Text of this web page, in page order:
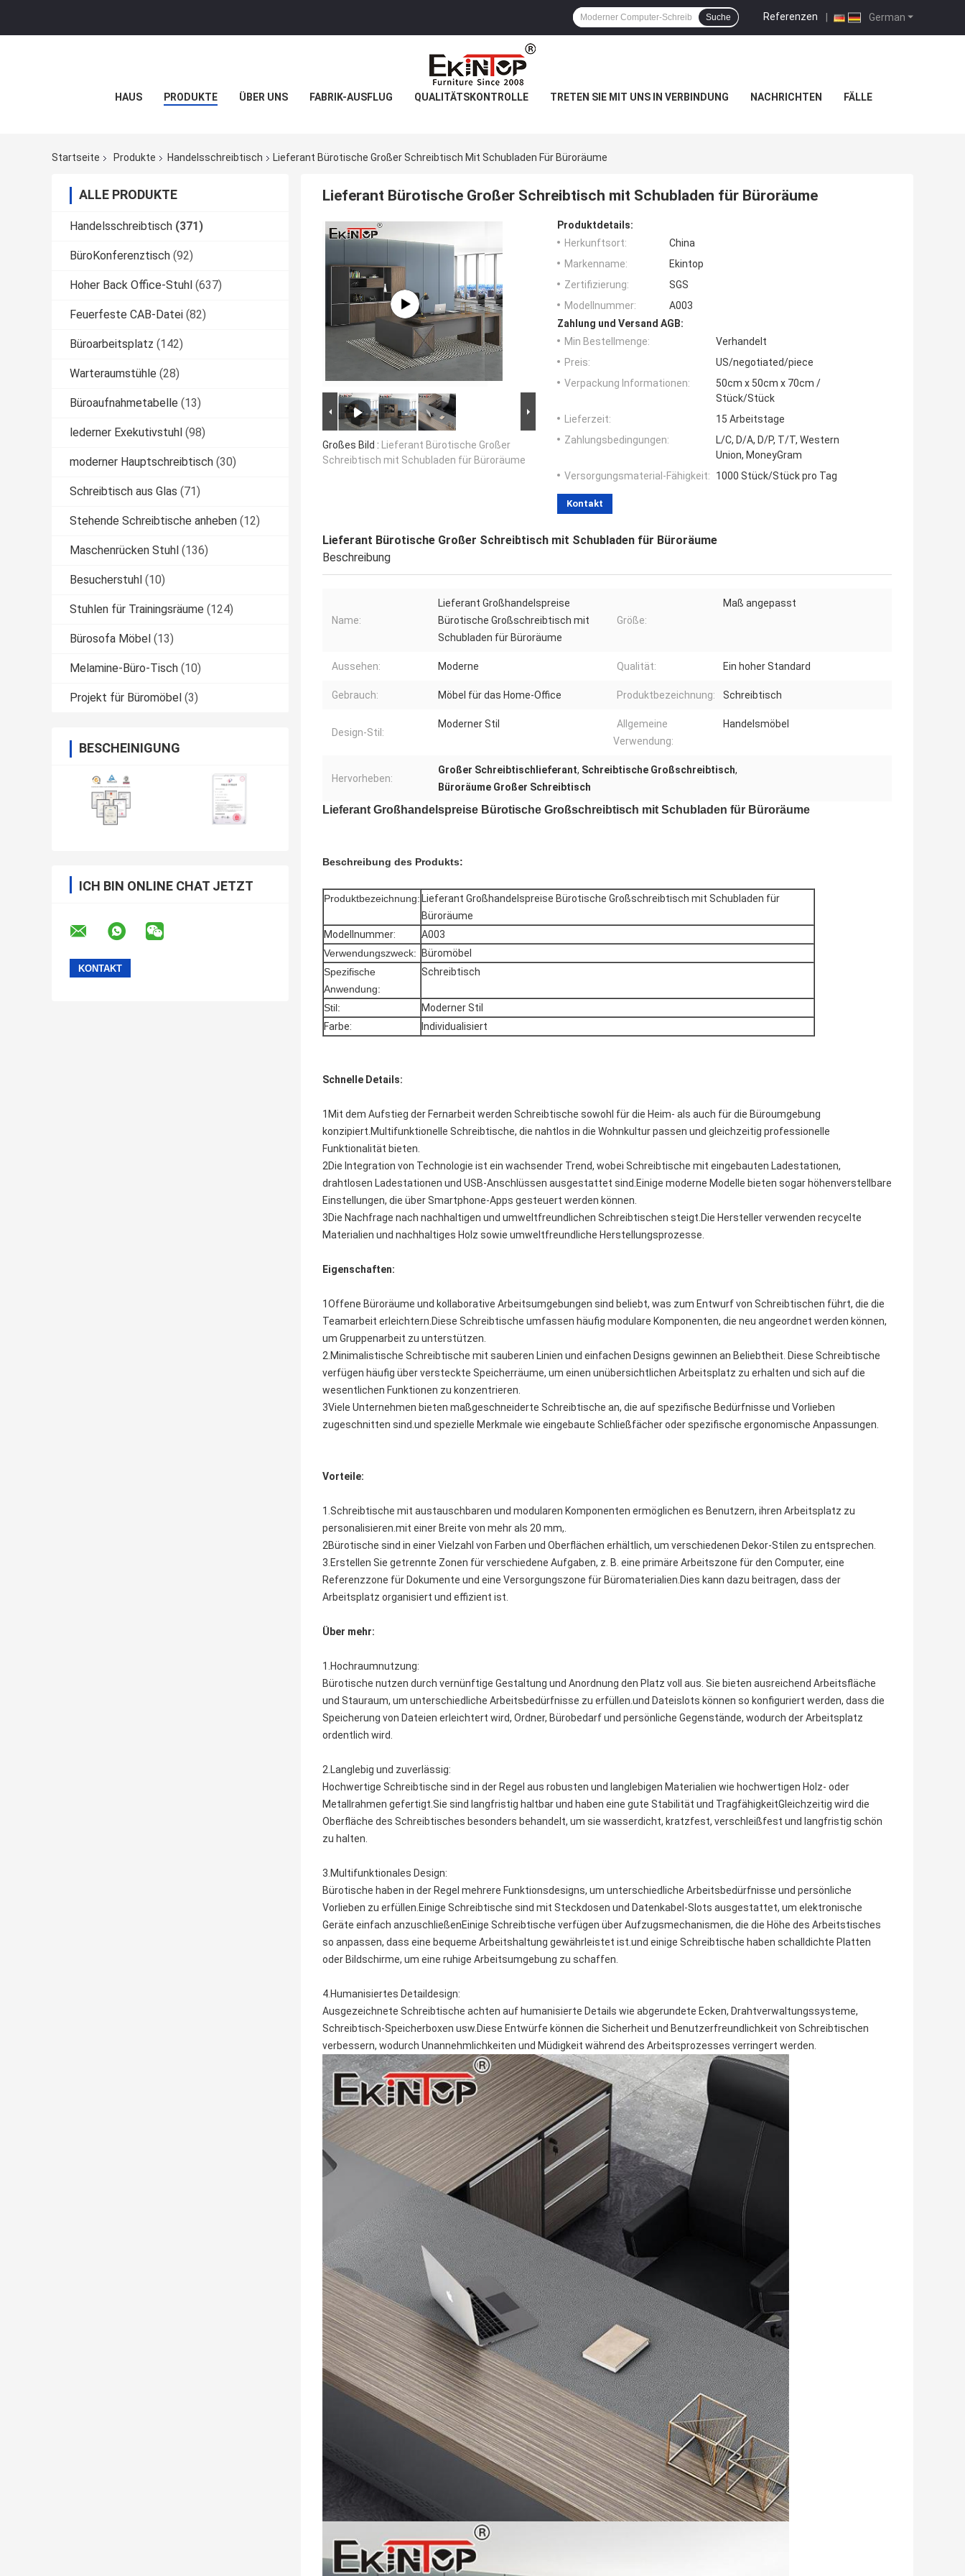
German
Referenzen |
Suche
HAUS PRODUKTE ÜBER UNS FABRIK-AUSFLUG QUALITÄTSKONTROLLE TRETEN SIE MIT UNS IN VERBINDUNG NACHRICHTEN FÄLLE
Startseite Produkte Handelsschreibtisch Lieferant Bürotische Großer Schreibtisch Mit Schubladen Für Büroräume
ALLE PRODUKTE
Handelsschreibtisch (371)
BüroKonferenztisch (92)
Hoher Back Office-Stuhl (637)
Feuerfeste CAB-Datei (82)
Büroarbeitsplatz (142)
Warteraumstühle (28)
Büroaufnahmetabelle (13)
lederner Exekutivstuhl (98)
moderner Hauptschreibtisch (30)
Schreibtisch aus Glas (71)
Stehende Schreibtische anheben (12)
Maschenrücken Stuhl (136)
Besucherstuhl (10)
Stuhlen für Trainingsräume (124)
Bürosofa Möbel (13)
Melamine-Büro-Tisch (10)
Projekt für Büromöbel (3)
BESCHEINIGUNG
ICH BIN ONLINE CHAT JETZT
Lieferant Bürotische Großer Schreibtisch mit Schubladen für Büroräume
Großes Bild : Lieferant Bürotische Großer
Schreibtisch mit Schubladen für Büroräume
Produktdetails:
Herkunftsort:
China
Markenname:
Ekintop
Zertifizierung:
SGS
Modellnummer:
A003
Zahlung und Versand AGB:
Min Bestellmenge:
Verhandelt
Preis:
US/negotiated/piece
Verpackung Informationen:
50cm x 50cm x 70cm /
Stück/Stück
Lieferzeit:
15 Arbeitstage
Zahlungsbedingungen:
L/C, D/A, D/P, T/T, Western
Union, MoneyGram
Versorgungsmaterial-Fähigkeit:
1000 Stück/Stück pro Tag
Kontakt
Lieferant Bürotische Großer Schreibtisch mit Schubladen für Büroräume
Beschreibung
Name:
Lieferant Großhandelspreise
Bürotische Großschreibtisch mit
Schubladen für Büroräume
Größe:
Maß angepasst
Aussehen: Moderne Qualität: Ein hoher Standard
Gebrauch: Möbel für das Home-Office Produktbezeichnung: Schreibtisch
Design-Stil:
Moderner Stil
Allgemeine
Verwendung:
Handelsmöbel
Hervorheben:
Großer Schreibtischlieferant, Schreibtische Großschreibtisch,
Büroräume Großer Schreibtisch
Lieferant Großhandelspreise Bürotische Großschreibtisch mit Schubladen für Büroräume
Beschreibung des Produkts:
Produktbezeichnung: Lieferant Großhandelspreise Bürotische Großschreibtisch mit Schubladen für
Büroräume
Modellnummer:
A003
Verwendungszweck:
Büromöbel
Spezifische
Anwendung:
Schreibtisch
Stil:
Moderner Stil
Farbe:
Individualisiert
Schnelle Details:
1Mit dem Aufstieg der Fernarbeit werden Schreibtische sowohl für die Heim- als auch für die Büroumgebung
konzipiert.Multifunktionelle Schreibtische, die nahtlos in die Wohnkultur passen und gleichzeitig professionelle
Funktionalität bieten.
2Die Integration von Technologie ist ein wachsender Trend, wobei Schreibtische mit eingebauten Ladestationen,
drahtlosen Ladestationen und USB-Anschlüssen ausgestattet sind.Einige moderne Modelle bieten sogar höhenverstellbare
Einstellungen, die über Smartphone-Apps gesteuert werden können.
3Die Nachfrage nach nachhaltigen und umweltfreundlichen Schreibtischen steigt.Die Hersteller verwenden recycelte
Materialien und nachhaltiges Holz sowie umweltfreundliche Herstellungsprozesse.
Eigenschaften:
1Offene Büroräume und kollaborative Arbeitsumgebungen sind beliebt, was zum Entwurf von Schreibtischen führt, die die
Teamarbeit erleichtern.Diese Schreibtische umfassen häufig modulare Komponenten, die neu angeordnet werden können,
um Gruppenarbeit zu unterstützen.
2.Minimalistische Schreibtische mit sauberen Linien und einfachen Designs gewinnen an Beliebtheit. Diese Schreibtische
verfügen häufig über versteckte Speicherräume, um einen unübersichtlichen Arbeitsplatz zu erhalten und sich auf die
wesentlichen Funktionen zu konzentrieren.
3Viele Unternehmen bieten maßgeschneiderte Schreibtische an, die auf spezifische Bedürfnisse und Vorlieben
zugeschnitten sind.und spezielle Merkmale wie eingebaute Schließfächer oder spezifische ergonomische Anpassungen.
Vorteile:
1.Schreibtische mit austauschbaren und modularen Komponenten ermöglichen es Benutzern, ihren Arbeitsplatz zu
personalisieren.mit einer Breite von mehr als 20 mm,.
2Bürotische sind in einer Vielzahl von Farben und Oberflächen erhältlich, um verschiedenen Dekor-Stilen zu entsprechen.
3.Erstellen Sie getrennte Zonen für verschiedene Aufgaben, z. B. eine primäre Arbeitszone für den Computer, eine
Referenzzone für Dokumente und eine Versorgungszone für Büromaterialien.Dies kann dazu beitragen, dass der
Arbeitsplatz organisiert und effizient ist.
Über mehr:
1.Hochraumnutzung:
Bürotische nutzen durch vernünftige Gestaltung und Anordnung den Platz voll aus. Sie bieten ausreichend Arbeitsfläche
und Stauraum, um unterschiedliche Arbeitsbedürfnisse zu erfüllen.und Dateislots können so konfiguriert werden, dass die
Speicherung von Dateien erleichtert wird, Ordner, Bürobedarf und persönliche Gegenstände, wodurch der Arbeitsplatz
ordentlich wird.
2.Langlebig und zuverlässig:
Hochwertige Schreibtische sind in der Regel aus robusten und langlebigen Materialien wie hochwertigen Holz- oder
Metallrahmen gefertigt.Sie sind langfristig haltbar und haben eine gute Stabilität und TragfähigkeitGleichzeitig wird die
Oberfläche des Schreibtisches besonders behandelt, um sie wasserdicht, kratzfest, verschleißfest und langfristig schön
zu halten.
3.Multifunktionales Design:
Bürotische haben in der Regel mehrere Funktionsdesigns, um unterschiedliche Arbeitsbedürfnisse und persönliche
Vorlieben zu erfüllen.Einige Schreibtische sind mit Steckdosen und Datenkabel-Slots ausgestattet, um elektronische
Geräte einfach anzuschließenEinige Schreibtische verfügen über Aufzugsmechanismen, die die Höhe des Arbeitstisches
so anpassen, dass eine bequeme Arbeitshaltung gewährleistet ist.und einige Schreibtische haben schalldichte Platten
oder Bildschirme, um eine ruhige Arbeitsumgebung zu schaffen.
4.Humanisiertes Detaildesign:
Ausgezeichnete Schreibtische achten auf humanisierte Details wie abgerundete Ecken, Drahtverwaltungssysteme,
Schreibtisch-Speicherboxen usw.Diese Entwürfe können die Sicherheit und Benutzerfreundlichkeit von Schreibtischen
verbessern, wodurch Unannehmlichkeiten und Müdigkeit während des Arbeitsprozesses verringert werden.